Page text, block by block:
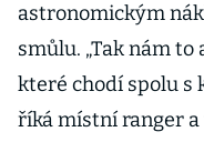
astronomickým
smůlu. „Tak nám
které chodí spolu s
říká místní ranger